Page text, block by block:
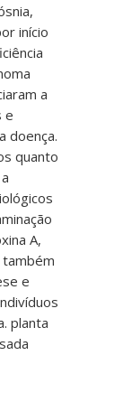
início
a
e
doença.
quanto
A,
e
planta